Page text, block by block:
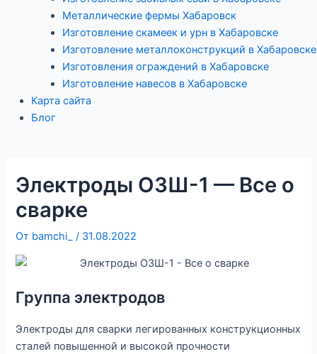
Металлические фермы Хабаровск
Изготовление скамеек и урн в Хабаровске
Изготовление металлоконструкций в Хабаровске
Изготовления ограждений в Хабаровске
Изготовление навесов в Хабаровске
Карта сайта
Блог
Электроды ОЗШ-1 — Все о
сварке
От bamchi_/ 31.08.2022
Группа электродов
Электроды для сварки легированных конструкционных
сталей повышенной и высокой прочности